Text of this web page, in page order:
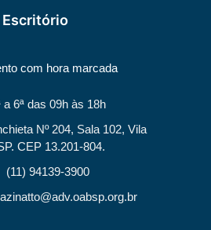
Escritório
com hora marcada
a 6ª das 09h às 18h
Nº 204, Sala 102, Vila
CEP 13.201-804.
(11) 94139-3900